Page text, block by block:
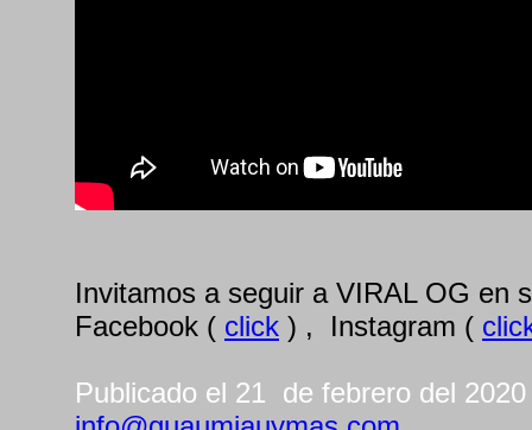
Invitamos a seguir a VIRAL OG en
Facebook ( click ) , Instagram (
Publicado el 21 de febrero del